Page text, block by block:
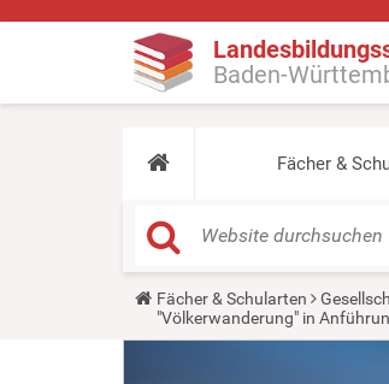
Baden-
Fächer &
Y
u
Fächer & Schularten
"Völkerwanderung" in